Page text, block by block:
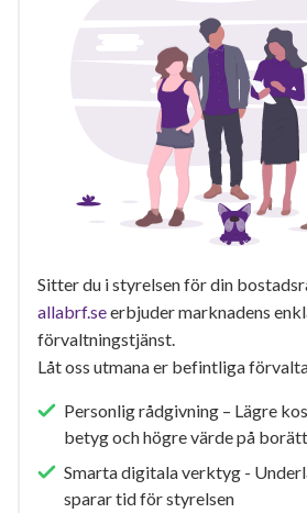
Sitter du i styrelsen för din
allabrf.seerbjuder marknadens
förvaltningstjänst.
Låt oss utmana er befintliga
Personlig rådgivning – Lägre
betyg och högre värde på
Smarta digitala verktyg -
sparar tid för styrelsen